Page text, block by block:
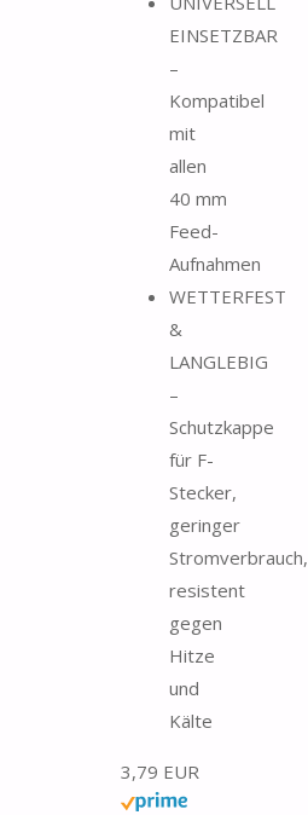
EINSETZBAR
–
Kompatibel
mit
allen
40 mm
Feed-
Aufnahmen
WETTERFEST
&
LANGLEBIG
–
Schutzkappe
für F-
Stecker,
geringer
Stromverbrauch,
resistent
gegen
Hitze
und
Kälte
3,79 EUR